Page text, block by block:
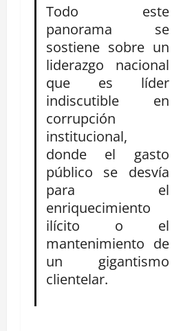
Todo este
panorama se
sostiene sobre un
liderazgo nacional
que es líder
indiscutible en
corrupción
institucional,
donde el gasto
público se desvía
para el
enriquecimiento
ilícito o el
mantenimiento de
un gigantismo
clientelar.